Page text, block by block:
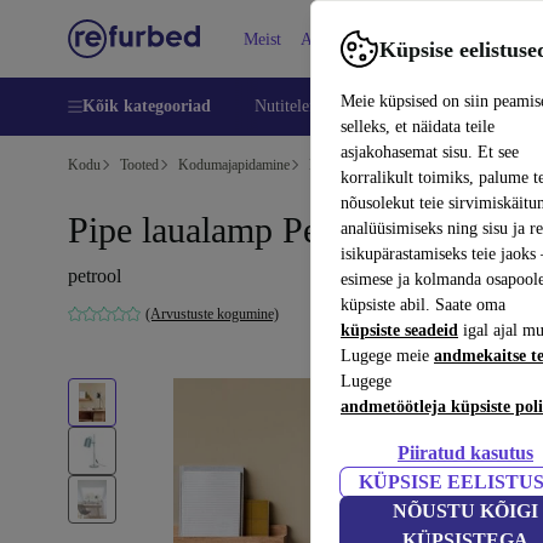
Küpsise
Meie küpsised on siin
selleks, et näidata teile
asjakohasemat sisu. Et see
korralikult toimiks, palume
nõusolekut teie
analüüsimiseks ning sisu ja
isikupärastamiseks teie
esimese ja kolmanda
küpsiste abil. Saate oma
küpsiste seadeid igal ajal
Lugege meie andmekaitse
Lugege
andmetöötleja küpsiste
Piiratud kasutus
KÜPSISE
NÕUSTU KÕIGI
Meist Abi
Kõik kategooriad Nutitelefoni Sülearvutid
Kodu Tooted Kodumajapidamine Mööbel
Pipe laualamp Petrol
petrool
(Arvustuste kogumine)